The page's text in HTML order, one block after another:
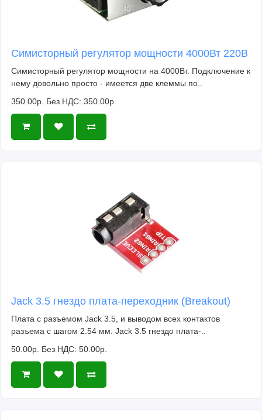
Симисторный регулятор мощности 4000Вт 220В
Симисторный регулятор мощности на 4000Вт. Подключение к
нему довольно просто - имеется две клеммы по..
350.00р. Без НДС: 350.00р.
Jack 3.5 гнездо плата-переходник (Breakout)
Плата с разъемом Jack 3.5, и выводом всех контактов
разъема с шагом 2.54 мм. Jack 3.5 гнездо плата-..
50.00р. Без НДС: 50.00р.